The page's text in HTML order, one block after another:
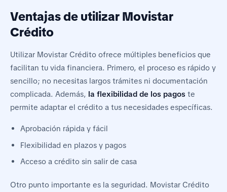
Ventajas de utilizar Movistar
Crédito
Utilizar Movistar Crédito ofrece múltiples beneficios que
facilitan tu vida financiera. Primero, el proceso es rápido y
sencillo; no necesitas largos trámites ni documentación
complicada. Además, la flexibilidad de los pagos te
permite adaptar el crédito a tus necesidades específicas.
Aprobación rápida y fácil
Flexibilidad en plazos y pagos
Acceso a crédito sin salir de casa
Otro punto importante es la seguridad. Movistar Crédito